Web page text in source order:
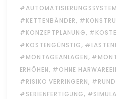
#KETTENBÄNDER,
#KONZEPTPLANUNG,
#KOSTENGÜNSTIG,
#MONTAGEANLAGEN,
ERHÖHEN, #OHNE
#RISIKO VERRINGERN,
#SERIENFERTIGUNG,